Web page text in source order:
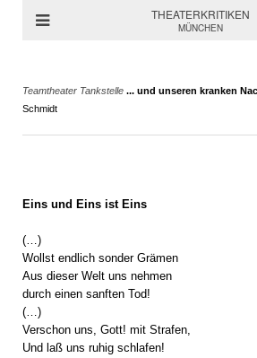
THEATERKRITIKEN
MÜNCHEN
Teamtheater Tankstelle ... und unseren kranken
Schmidt
Eins und Eins ist Eins
(…)
Wollst endlich sonder Grämen
Aus dieser Welt uns nehmen
durch einen sanften Tod!
(…)
Verschon uns, Gott! mit Strafen,
Und laß uns ruhig schlafen!